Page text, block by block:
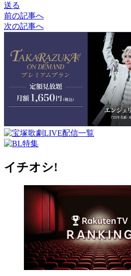
送る
前の記事へ
次の記事へ
イチオシ!